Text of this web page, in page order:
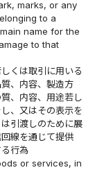
marks, or any
to a
name for the
to that
くは取引に用いる
、内容、製造方
、内容、用途若し
、又はその表示を
引渡しのために展
線を通じて提供
行為
or services, in